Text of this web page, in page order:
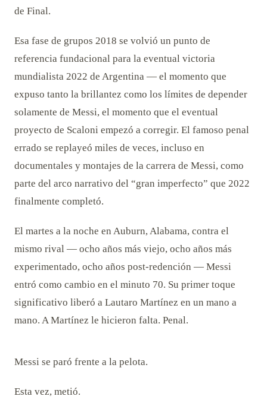
de Final.
Esa fase de grupos 2018 se volvió un punto de
referencia fundacional para la eventual victoria
mundialista 2022 de Argentina — el momento que
expuso tanto la brillantez como los límites de depender
solamente de Messi, el momento que el eventual
proyecto de Scaloni empezó a corregir. El famoso penal
errado se replayeó miles de veces, incluso en
documentales y montajes de la carrera de Messi, como
parte del arco narrativo del “gran imperfecto” que 2022
finalmente completó.
El martes a la noche en Auburn, Alabama, contra el
mismo rival — ocho años más viejo, ocho años más
experimentado, ocho años post-redención — Messi
entró como cambio en el minuto 70. Su primer toque
significativo liberó a Lautaro Martínez en un mano a
mano. A Martínez le hicieron falta. Penal.
Messi se paró frente a la pelota.
Esta vez, metió.